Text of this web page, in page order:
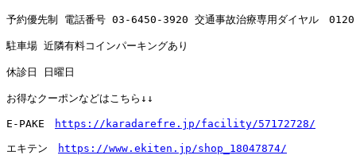
予約優先制 電話番号 03-6450-3920 交通事故治療専用ダイヤル
駐車場 近隣有料コインパーキングあり
休診日 日曜日
お得なクーポンなどはこちら↓↓
E-PAKE https://karadarefre.jp/facility/57172728/
エキテン https://www.ekiten.jp/shop_18047874/